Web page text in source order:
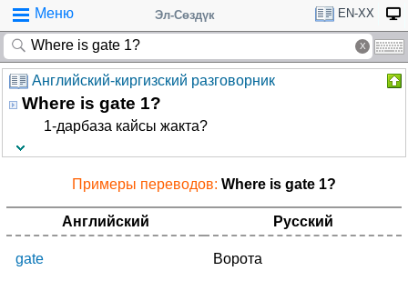
Меню Эл-Сөздүк EN-XX
Английский-киргизский разговорник
Where is gate 1?
1-дарбаза кайсы жакта?
Примеры переводов: Where is gate 1?
Английский Русский
gate Ворота